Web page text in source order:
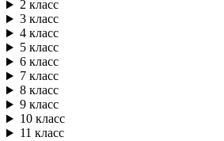
2 класс
3 класс
4 класс
5 класс
6 класс
7 класс
8 класс
9 класс
10 класс
11 класс